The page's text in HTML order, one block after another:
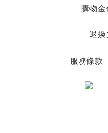
購物金
退換
服務條款